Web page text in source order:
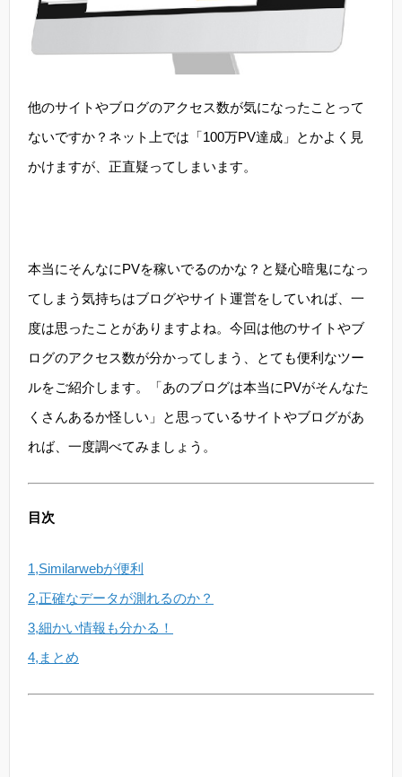
他のサイトやブログのアクセス数が気になったことって
ないですか？ネット上では「100万PV達成」とかよく見
かけますが、正直疑ってしまいます。
本当にそんなにPVを稼いでるのかな？と疑心暗鬼になっ
てしまう気持ちはブログやサイト運営をしていれば、一
度は思ったことがありますよね。今回は他のサイトやブ
ログのアクセス数が分かってしまう、とても便利なツー
ルをご紹介します。「あのブログは本当にPVがそんなた
くさんあるか怪しい」と思っているサイトやブログがあ
れば、一度調べてみましょう。
目次
1,Similarwebが便利
2,正確なデータが測れるのか？
3,細かい情報も分かる！
4,まとめ